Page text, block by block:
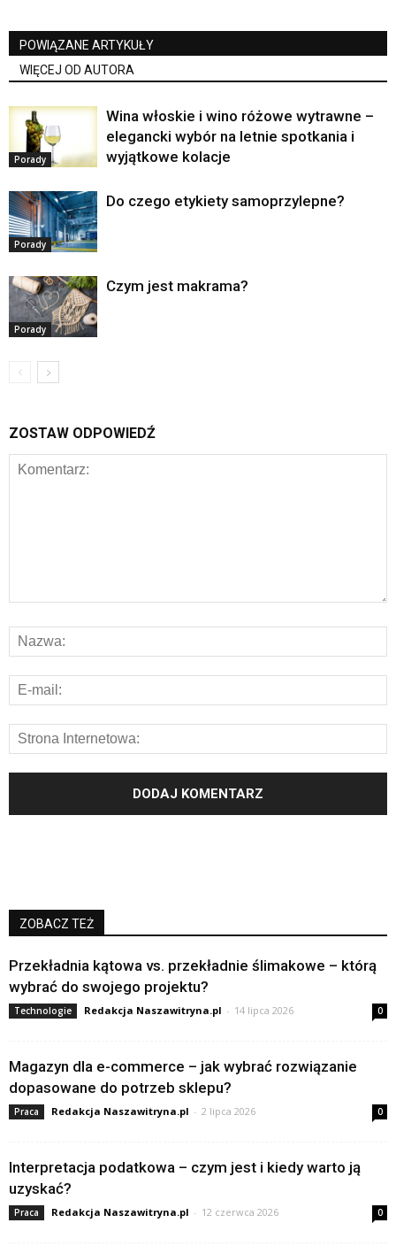
POWIĄZANE ARTYKUŁY
WIĘCEJ OD AUTORA
Porady
Wina włoskie i wino różowe wytrawne –
elegancki wybór na letnie spotkania i
wyjątkowe kolacje
Porady
Do czego etykiety samoprzylepne?
Porady
Czym jest makrama?
ZOSTAW ODPOWIEDŹ
ZOBACZ TEŻ
Przekładnia kątowa vs. przekładnie ślimakowe – którą
wybrać do swojego projektu?
Technologie Redakcja Naszawitryna.pl - 14 lipca 2026 0
Magazyn dla e-commerce – jak wybrać rozwiązanie
dopasowane do potrzeb sklepu?
Praca Redakcja Naszawitryna.pl - 2 lipca 2026 0
Interpretacja podatkowa – czym jest i kiedy warto ją
uzyskać?
Praca Redakcja Naszawitryna.pl - 12 czerwca 2026 0